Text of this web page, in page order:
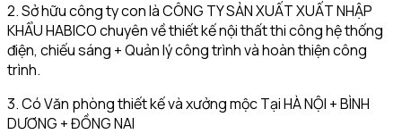
2. Sở hữu công ty con là CÔNG TY SẢN XUẤT XUẤT NHẬP
KHẨU HABICO chuyên về thiết kế nội thất thi công hệ thống
điện, chiếu sáng + Quản lý công trình và hoàn thiện công
trình.
3. Có Văn phòng thiết kế và xưởng mộc Tại HÀ NỘI + BÌNH
DƯƠNG + ĐỒNG NAI